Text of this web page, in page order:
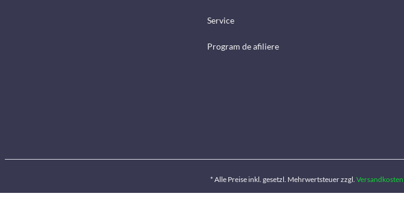
Service
Program de afiliere
* Alle Preise inkl. gesetzl. Mehrwertsteuer zzgl. Versandkosten